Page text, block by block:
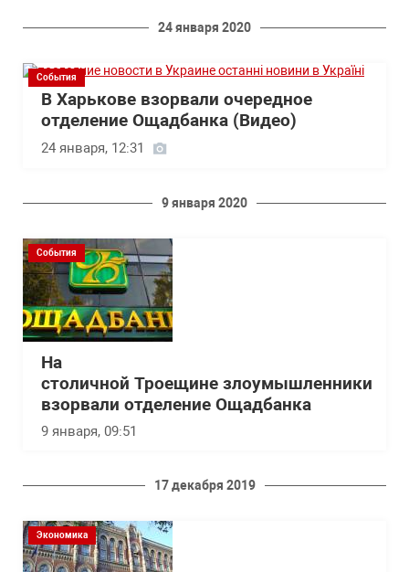
24 января 2020
События
В Харькове взорвали очередное
отделение Ощадбанка (Видео)
24 января, 12:31
9 января 2020
События
На
столичной Троещине злоумышленники
взорвали отделение Ощадбанка
9 января, 09:51
17 декабря 2019
Экономика